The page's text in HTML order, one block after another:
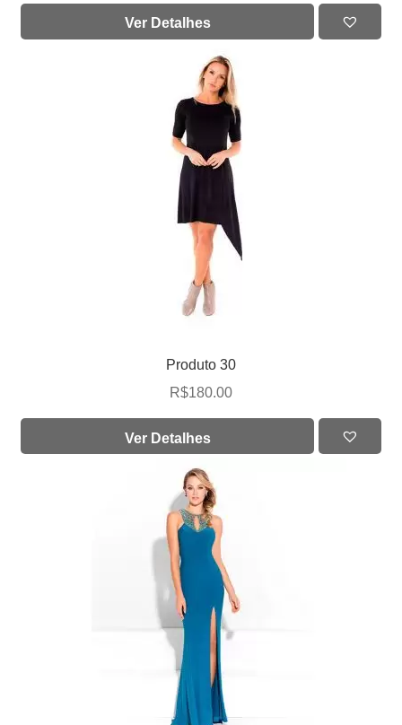
Ver Detalhes
Produto 30
R$180.00
Ver Detalhes